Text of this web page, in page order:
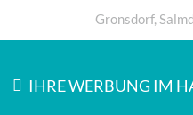
Gronsdorf,
IHRE WERBUNG IM